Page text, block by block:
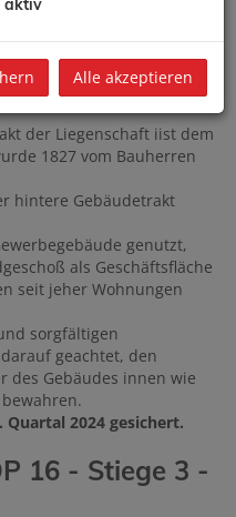
Projekt eindrucksvoll
das Beste aus
der Liegenschaft iist dem
1827 vom Bauherren
hintere Gebäudetrakt
genutzt,
als Geschäftsfläche
seit jeher Wohnungen
sorgfältigen
geachtet, den
des Gebäudes innen wie
2024 gesichert.
16 - Stiege 3 -
aktiv
Alle akzeptieren